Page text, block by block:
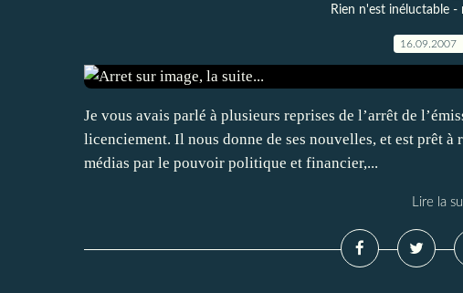
Rien n'est inéluctable -
16.09.2007
Je vous avais parlé à plusieurs reprises de l’arrêt de
licenciement. Il nous donne de ses nouvelles, et est prêt à
médias par le pouvoir politique et financier,...
Lire la